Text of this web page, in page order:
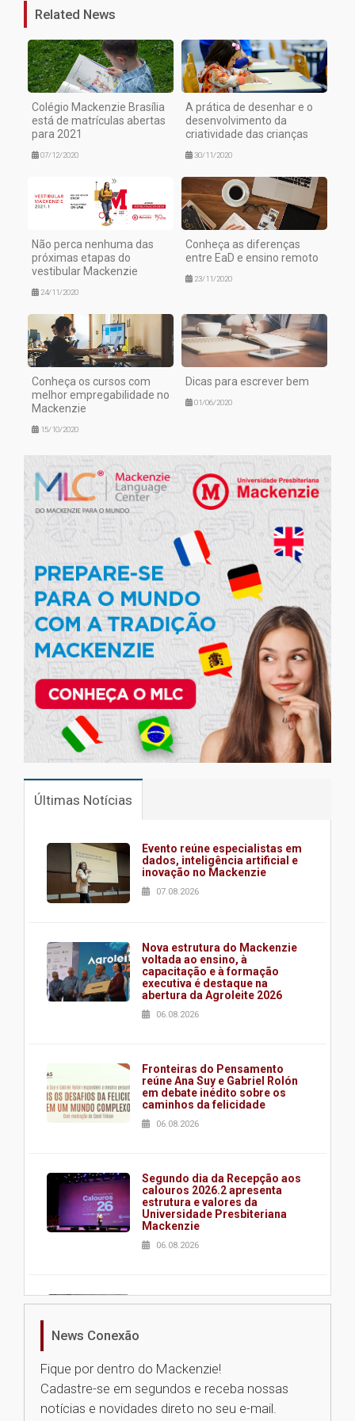
Related News
Colégio Mackenzie Brasília
está de matrículas abertas
para 2021
07/12/2020
A prática de desenhar e o
desenvolvimento da
criatividade das crianças
30/11/2020
Não perca nenhuma das
próximas etapas do
vestibular Mackenzie
24/11/2020
Conheça as diferenças
entre EaD e ensino remoto
23/11/2020
Conheça os cursos com
melhor empregabilidade no
Mackenzie
15/10/2020
Dicas para escrever bem
01/06/2020
Últimas Notícias
Evento reúne especialistas em
dados, inteligência artificial e
inovação no Mackenzie
07.08.2026
Nova estrutura do Mackenzie
voltada ao ensino, à
capacitação e à formação
executiva é destaque na
abertura da Agroleite 2026
06.08.2026
Fronteiras do Pensamento
reúne Ana Suy e Gabriel Rolón
em debate inédito sobre os
caminhos da felicidade
06.08.2026
Segundo dia da Recepção aos
calouros 2026.2 apresenta
estrutura e valores da
Universidade Presbiteriana
Mackenzie
06.08.2026
Nova apresentação do Centro
Universidade Mackenzie
realizará nova edição da Feira
News Conexão
Fique por dentro do Mackenzie!
Cadastre-se em segundos e receba nossas
notícias e novidades direto no seu e-mail.